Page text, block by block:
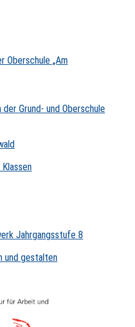
Oberschule „Am
Grund- und Oberschule
Jahrgangsstufe 8
und gestalten